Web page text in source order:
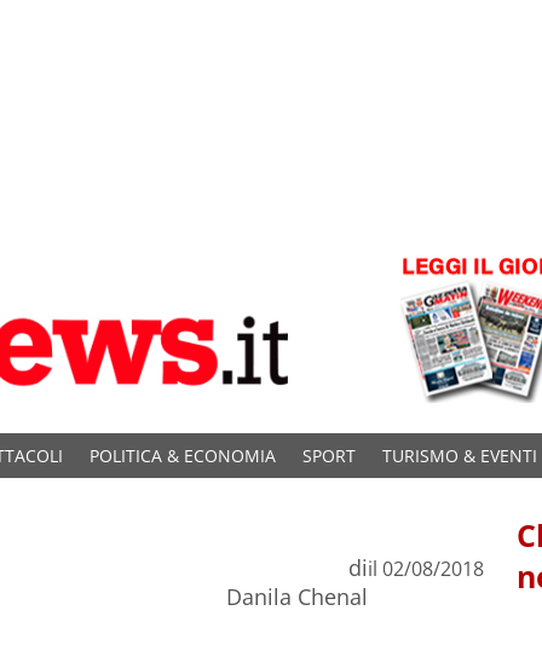
POLITICA & ECONOMIA SPORT TURISMO & EVENTI
di
Danila Chenal
il 02/08/2018